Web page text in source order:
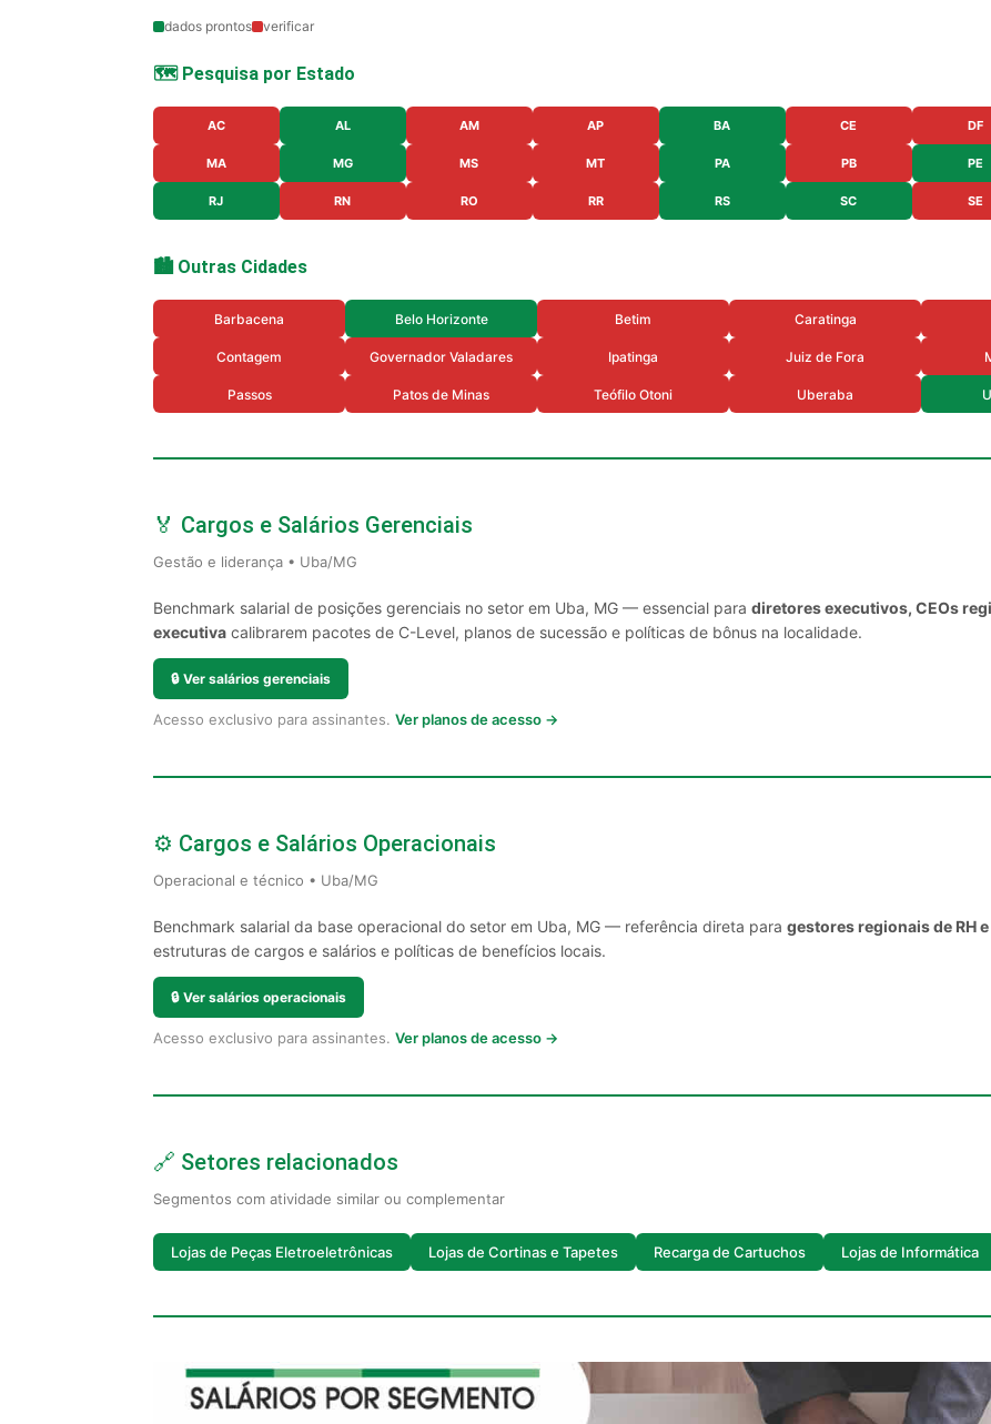
dados prontos verificar
🗺️ Pesquisa por Estado
AC AL AM AP BA CE DF
MA MG MS MT PA PB PE
RJ RN RO RR RS SC SE
🏙️ Outras Cidades
Barbacena Belo Horizonte Betim Caratinga
Contagem Governador Valadares Ipatinga Juiz de Fora
Passos Patos de Minas Teófilo Otoni Uberaba
🏅 Cargos e Salários Gerenciais
Gestão e liderança • Uba/MG
Benchmark salarial de posições gerenciais no setor em Uba, MG — essencial para diretores executivos, CEOs
executiva calibrarem pacotes de C-Level, planos de sucessão e políticas de bônus na localidade.
🔒 Ver salários gerenciais
Acesso exclusivo para assinantes. Ver planos de acesso →
⚙️ Cargos e Salários Operacionais
Operacional e técnico • Uba/MG
Benchmark salarial da base operacional do setor em Uba, MG — referência direta para gestores regionais de RH
estruturas de cargos e salários e políticas de benefícios locais.
🔒 Ver salários operacionais
Acesso exclusivo para assinantes. Ver planos de acesso →
🔗 Setores relacionados
Segmentos com atividade similar ou complementar
Lojas de Peças Eletroeletrônicas Lojas de Cortinas e Tapetes Recarga de Cartuchos Lojas de Informática